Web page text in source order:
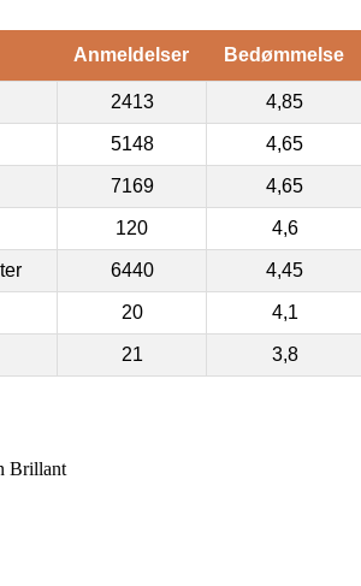
Anmeldelser Bedømmelse
2413 4,85
5148 4,65
7169 4,65
120 4,6
6440 4,45
20 4,1
21 3,8
Brillant